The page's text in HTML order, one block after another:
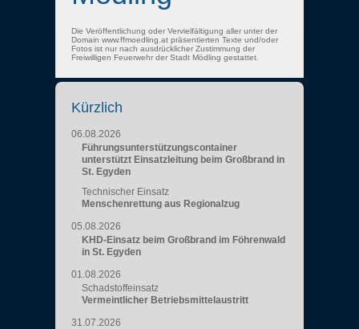
Die Veröffentlichung oder Vervielfältigung aller unter der
Domain www.ffmoedling.at präsentierten Texte und/oder
Fotos ist nur nach ausdrücklicher Zustimmung der
Freiwilligen Feuerwehr der Stadt Mödling gestattet.
Kürzlich
06.08.2026
Führungsunterstützungscontainer
unterstützt Einsatzleitung beim Großbrand in
St. Egyden
Technischer Einsatz
Menschenrettung aus Regionalzug
05.08.2026
KHD-Einsatz beim Großbrand im Föhrenwald
in St. Egyden
01.08.2026
Schadstoffeinsatz
Vermeintlicher Betriebsmittelaustritt
31.07.2026